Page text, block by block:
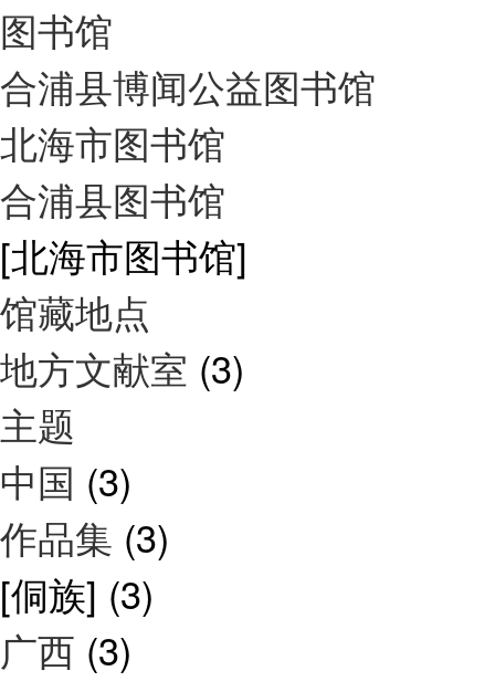
图书馆
合浦县博闻公益图书馆
北海市图书馆
合浦县图书馆
[北海市图书馆]
馆藏地点
地方文献室 (3)
主题
中国 (3)
作品集 (3)
[侗族] (3)
广西 (3)